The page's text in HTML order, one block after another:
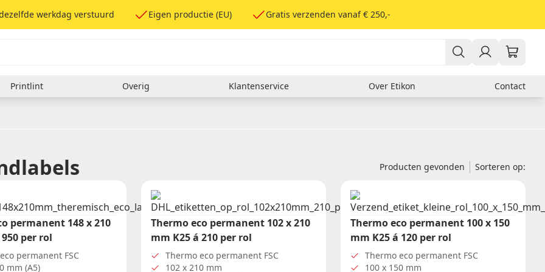
werkdag verstuurd Eigen productie (EU) Gratis verzenden vanaf € 250,-
Er zitten nog geen producten in je winkelwagen.
100 x 70 mm
102 x 210 mm
148 x 105 mm
148 x 210 mm
85 x 50 mm
Overige formaten
UPS
Soort materiaal
Thermisch
Kunststof
Papieren etiketten
Printlint Overig Klantenservice Over Etikon Contact
Producten gevonden Sorteren op:
permanent 148 x 210
per rol
permanent FSC
mm (A5)
Thermo eco permanent 102 x 210
mm K25 á 210 per rol
Thermo eco permanent FSC
102 x 210 mm
Thermo eco permanent 100 x 150
mm K25 á 120 per rol
Thermo eco permanent FSC
100 x 150 mm